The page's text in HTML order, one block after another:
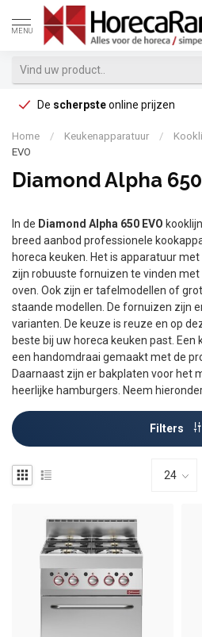
MENU
De scherpsteonline prijzen
Home / Keukenapparatuur /
EVO
Diamond Alpha 650
In de Diamond Alpha 650 EVO
breed aanbod professionele
horeca keuken. Het is apparatuur
zijn robuuste fornuizen te vinden
oven. Ook zijn er tafelmodellen of
staande modellen. De fornuizen zijn
varianten. De keuze is reuze en op
beste bij uw horeca keuken past. Een
een handomdraai gemaakt met de
Daarnaast zijn er bakplaten voor het
heerlijke hamburgers. Neem
Filters